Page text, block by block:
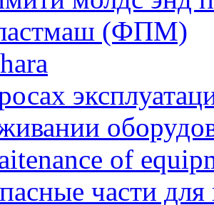
(ФПМ)
of
части для